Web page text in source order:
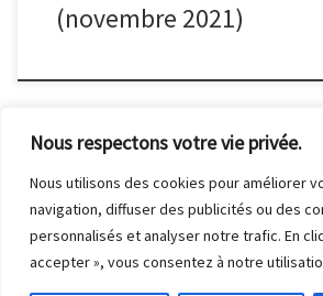
Nous respectons votre vie privée.
Nous utilisons des cookies pour améliorer
navigation, diffuser des publicités ou des
personnalisés et analyser notre trafic. En
accepter », vous consentez à notre
(novembre 2021)
© 2026Club Photo de Malakoff–